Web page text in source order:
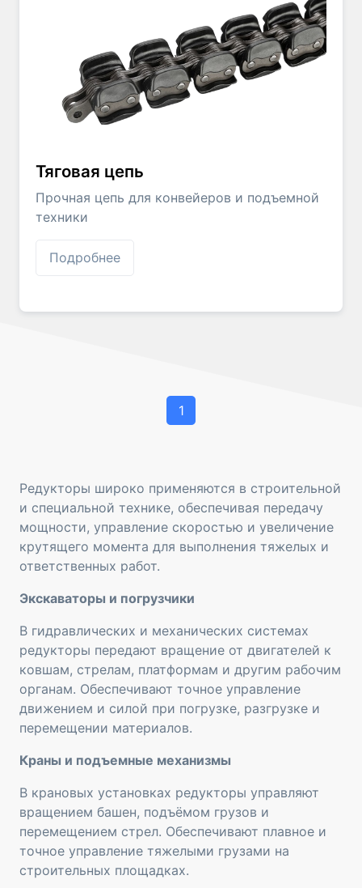
Тяговая цепь
Прочная цепь для конвейеров и подъемной
техники
Подробнее
1
Редукторы широко применяются в строительной
и специальной технике, обеспечивая передачу
мощности, управление скоростью и увеличение
крутящего момента для выполнения тяжелых и
ответственных работ.
Экскаваторы и погрузчики
В гидравлических и механических системах
редукторы передают вращение от двигателей к
ковшам, стрелам, платформам и другим рабочим
органам. Обеспечивают точное управление
движением и силой при погрузке, разгрузке и
перемещении материалов.
Краны и подъемные механизмы
В крановых установках редукторы управляют
вращением башен, подъёмом грузов и
перемещением стрел. Обеспечивают плавное и
точное управление тяжелыми грузами на
строительных площадках.